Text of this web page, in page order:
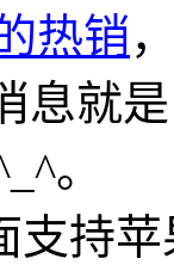
热销
息就
。
持苹